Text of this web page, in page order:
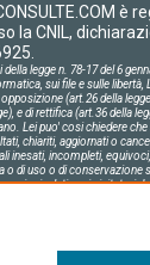
è
la CNIL,
della legge n. 78-17 del 6
sui file e sulle libertà,
(art.26 della
e di rettifica (art.36 della
Lei puo' cosi chiedere
chiariti, aggiornati o
inesati, incompleti,
o di uso o di conservazione
relative ai visitatori